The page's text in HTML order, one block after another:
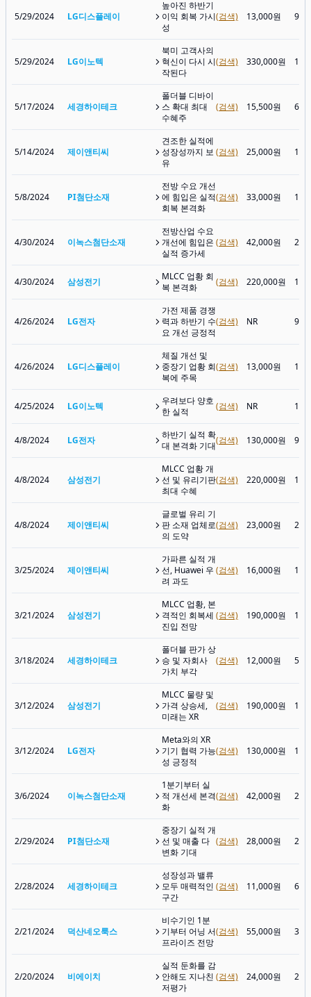
5/29/2024 LG디스플레이
높아진 하반기
이익 회복 가시
성
(검색) 13,000원
5/29/2024 LG이노텍
북미 고객사의
혁신이 다시 시
작된다
(검색) 330,000원
5/17/2024 세경하이테크
폴더블 디바이
스 확대 최대
수혜주
(검색) 15,500원
5/14/2024 제이앤티씨
견조한 실적에
성장성까지 보
유
(검색) 25,000원
5/8/2024 PI첨단소재
전방 수요 개선
에 힘입은 실적
회복 본격화
(검색) 33,000원
4/30/2024 이녹스첨단소재
전방산업 수요
개선에 힘입은
실적 증가세
(검색) 42,000원
4/30/2024 삼성전기
MLCC 업황 회
복 본격화
(검색) 220,000원
4/26/2024 LG전자
가전 제품 경쟁
력과 하반기 수
요 개선 긍정적
(검색) NR
4/26/2024 LG디스플레이
체질 개선 및
중장기 업황 회
복에 주목
(검색) 13,000원
4/25/2024 LG이노텍
우려보다 양호
한 실적
(검색) NR
4/8/2024 LG전자
하반기 실적 확
대 본격화 기대(검색) 130,000원
4/8/2024 삼성전기
MLCC 업황 개
선 및 유리기판
최대 수혜
(검색) 220,000원
4/8/2024 제이앤티씨
글로벌 유리 기
판 소재 업체로
의 도약
(검색) 23,000원
3/25/2024 제이앤티씨
가파른 실적 개
선, Huawei 우
려 과도
(검색) 16,000원
3/21/2024 삼성전기
MLCC 업황, 본
격적인 회복세
진입 전망
(검색) 190,000원
3/18/2024 세경하이테크
폴더블 판가 상
승 및 자회사
가치 부각
(검색) 12,000원
3/12/2024 삼성전기
MLCC 물량 및
가격 상승세,
미래는 XR
(검색) 190,000원
3/12/2024 LG전자
Meta와의 XR
기기 협력 가능
성 긍정적
(검색) 130,000원
3/6/2024 이녹스첨단소재
1분기부터 실
적 개선세 본격
화
(검색) 42,000원
2/29/2024 PI첨단소재
중장기 실적 개
선 및 매출 다
변화 기대
(검색) 28,000원
2/28/2024 세경하이테크
성장성과 밸류
모두 매력적인
구간
(검색) 11,000원
2/21/2024 덕산네오룩스
비수기인 1분
기부터 어닝 서
프라이즈 전망
(검색) 55,000원
2/20/2024 비에이치
실적 둔화를 감
안해도 지나친
저평가
(검색) 24,000원